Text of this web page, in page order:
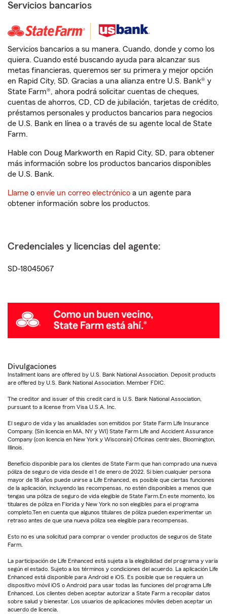
Servicios bancarios
Servicios bancarios a su manera. Cuando, donde y como los
quiera. Cuando esté buscando ayuda para alcanzar sus
metas financieras, queremos ser su primera y mejor opción
en Rapid City, SD. Gracias a una alianza entre U.S. Bank® y
State Farm®, ahora podrá solicitar cuentas de cheques,
cuentas de ahorros, CD, CD de jubilación, tarjetas de crédito,
préstamos personales y productos bancarios para negocios
de U.S. Bank en línea o a través de su agente local de State
Farm.
Hable con Doug Markworth en Rapid City, SD, para obtener
más información sobre los productos bancarios disponibles
de U.S. Bank.
Llame o envíe un correo electrónico a un agente para
obtener información sobre los productos.
Credenciales y licencias del agente:
SD-18045067
Divulgaciones
Installment loans are offered by U.S. Bank National Association. Deposit products
are offered by U.S. Bank National Association. Member FDIC.
The creditor and issuer of this credit card is U.S. Bank National Association,
pursuant to a license from Visa U.S.A. Inc.
El seguro de vida y las anualidades son emitidos por State Farm Life Insurance
Company. (Sin licencia en MA, NY y WI) State Farm Life and Accident Assurance
Company (con licencia en New York y Wisconsin) Oficinas centrales, Bloomington,
Illinois.
Beneficio disponible para los clientes de State Farm que han comprado una nueva
póliza de seguro de vida desde el 1 de enero de 2022. Si bien cualquier persona
mayor de 18 años puede unirse a Life Enhanced, es posible que ciertas funciones
de la aplicación, incluyendo las recompensas, no estén disponibles a menos que
tengas una póliza de seguro de vida elegible de State Farm.En este momento, los
titulares de póliza en Florida y New York no son elegibles para el programa
completo.Ten en cuenta que algunos titulares de póliza pueden experimentar un
retraso antes de que una nueva póliza sea elegible para recompensas.
Esto no es una solicitud para comprar o vender productos de seguros de State
Farm.
La participación de Life Enhanced está sujeta a la elegibilidad del programa y varía
según el estado. Sujeto a los términos y condiciones del acuerdo. La aplicación Life
Enhanced está disponible para Android e iOS. Es posible que se requiera un
dispositivo móvil iOS o Android para usar todas las funciones del programa Life
Enhanced. Los clientes deben aceptar autorizar a State Farm a recopilar datos
sobre salud y bienestar. Los usuarios de aplicaciones móviles deben aceptar un
acuerdo de licencia.